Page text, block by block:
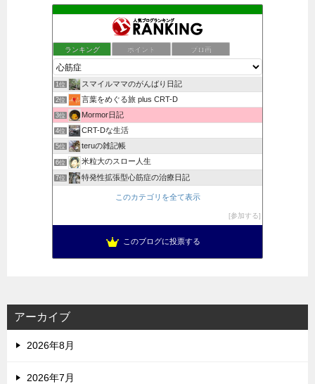
ランキング ポイント ブロ画
1位 スマイルママのがんばり日記
2位 言葉をめぐる旅 plus CRT-D
3位 Mormor日記
4位 CRT-Dな生活
5位 teruの雑記帳
6位 米粒大のスロー人生
7位 特発性拡張型心筋症の治療日記
このカテゴリを全て表示
参加する
このブログに投票する
アーカイブ
2026年8月
2026年7月